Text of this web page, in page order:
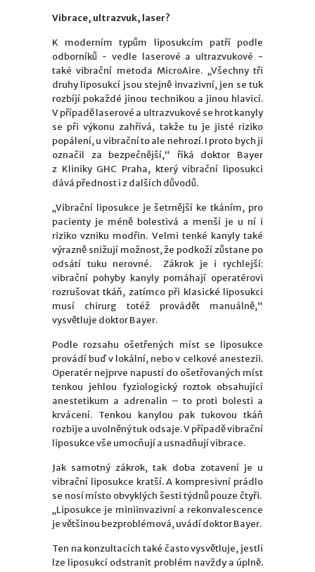
Vibrace, ultrazvuk, laser?
K moderním typům liposukcím patří podle
odborníků - vedle laserové a ultrazvukové -
také vibrační metoda MicroAire. „Všechny tři
druhy liposukcí jsou stejně invazivní, jen se tuk
rozbíjí pokaždé jinou technikou a jinou hlavicí.
V případě laserové a ultrazvukové se hrot kanyly
se při výkonu zahřívá, takže tu je jisté riziko
popálení, u vibrační to ale nehrozí. I proto bych ji
označil za bezpečnější,“ říká doktor Bayer
z Kliniky GHC Praha, který vibrační liposukci
dává přednost i z dalších důvodů.
„Vibrační liposukce je šetrnější ke tkáním, pro
pacienty je méně bolestivá a menší je u ní i
riziko vzniku modřin. Velmi tenké kanyly také
výrazně snižují možnost, že podkoží zůstane po
odsátí tuku nerovné. Zákrok je i rychlejší:
vibrační pohyby kanyly pomáhají operatérovi
rozrušovat tkáň, zatímco při klasické liposukci
musí chirurg totéž provádět manuálně,“
vysvětluje doktor Bayer.
Podle rozsahu ošetřených míst se liposukce
provádí buď v lokální, nebo v celkové anestezii.
Operatér nejprve napustí do ošetřovaných míst
tenkou jehlou fyziologický roztok obsahující
anestetikum a adrenalin – to proti bolesti a
krvácení. Tenkou kanylou pak tukovou tkáň
rozbije a uvolněný tuk odsaje. V případě vibrační
liposukce vše umocňují a usnadňují vibrace.
Jak samotný zákrok, tak doba zotavení je u
vibrační liposukce kratší. A kompresivní prádlo
se nosí místo obvyklých šesti týdnů pouze čtyři.
„Liposukce je miniinvazivní a rekonvalescence
je většinou bezproblémová, uvádí doktor Bayer.
Ten na konzultacích také často vysvětluje, jestli
lze liposukcí odstranit problém navždy a úplně.